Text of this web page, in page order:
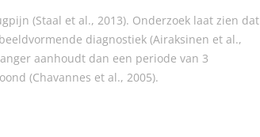
(Staal et al., 2013). Onderzoek laat zien dat
diagnostiek (Airaksinen et al.,
aanhoudt dan een periode van 3
(Chavannes et al., 2005).